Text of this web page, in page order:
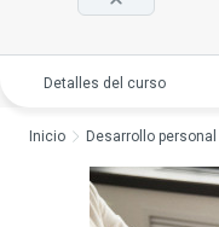
Detalles del curso
Inicio Desarrollo personal